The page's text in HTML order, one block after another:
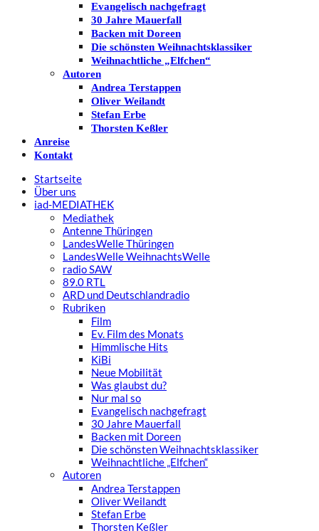
Evangelisch nachgefragt
30 Jahre Mauerfall
Backen mit Doreen
Die schönsten Weihnachtsklassiker
Weihnachtliche „Elfchen“
Autoren
Andrea Terstappen
Oliver Weilandt
Stefan Erbe
Thorsten Keßler
Anreise
Kontakt
Startseite
Über uns
iad-MEDIATHEK
Mediathek
Antenne Thüringen
LandesWelle Thüringen
LandesWelle WeihnachtsWelle
radio SAW
89.0 RTL
ARD und Deutschlandradio
Rubriken
Film
Ev. Film des Monats
Himmlische Hits
KiBi
Neue Mobilität
Was glaubst du?
Nur mal so
Evangelisch nachgefragt
30 Jahre Mauerfall
Backen mit Doreen
Die schönsten Weihnachtsklassiker
Weihnachtliche „Elfchen“
Autoren
Andrea Terstappen
Oliver Weilandt
Stefan Erbe
Thorsten Keßler